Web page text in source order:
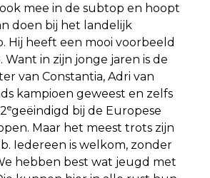
mee in de subtop en hoopt
doen bij het landelijk
Hij heeft een mooi voorbeeld
in zijn jonge jaren is de
van Constantia, Adri van
kampioen geweest en zelfs
egeëindigd bij de Europese
Maar het meest trots zijn
Iedereen is welkom, zonder
hebben best wat jeugd met